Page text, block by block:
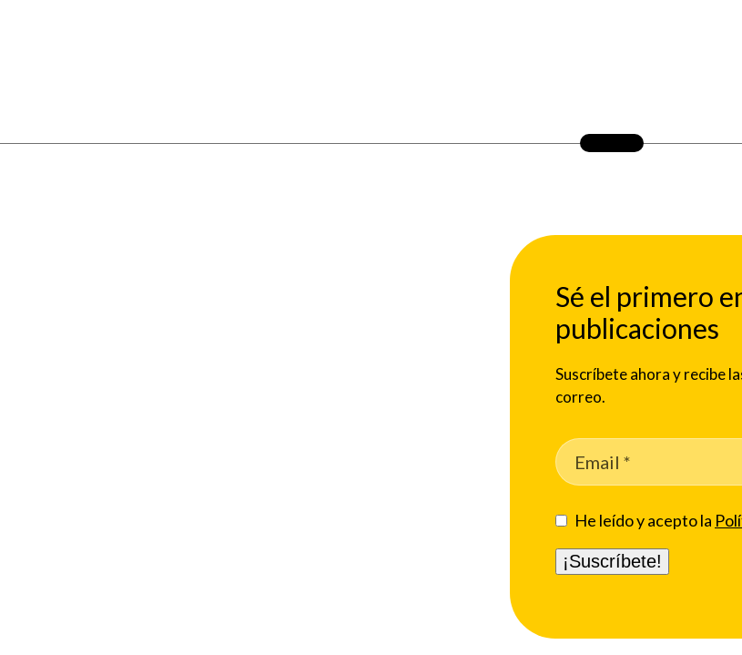
Sé el primero
publicaciones
Suscríbete ahora y recibe
correo.
He leído y acepto la